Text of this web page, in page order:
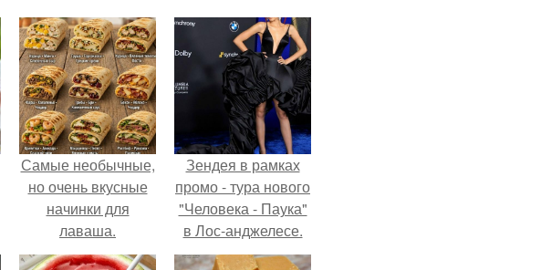
Самые необычные,
но очень вкусные
начинки для
лаваша.
Зендея в рамках
промо - тура нового
"Человека - Паука"
в Лос-анджелесе.